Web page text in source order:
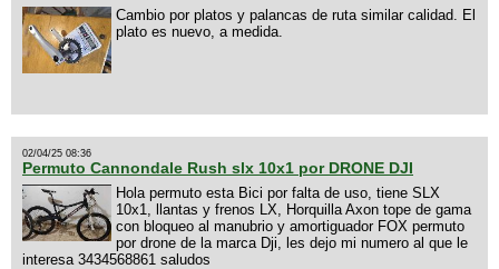
Cambio por platos y palancas de ruta similar calidad. El
plato es nuevo, a medida.
02/04/25 08:36
Permuto Cannondale Rush slx 10x1 por DRONE DJI
Hola permuto esta Bici por falta de uso, tiene SLX
10x1, llantas y frenos LX, Horquilla Axon tope de gama
con bloqueo al manubrio y amortiguador FOX permuto
por drone de la marca Dji, les dejo mi numero al que le
interesa 3434568861 saludos